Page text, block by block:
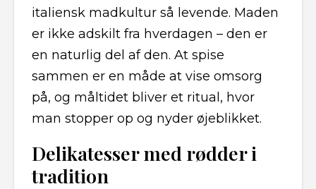
italiensk madkultur så levende. Maden
er ikke adskilt fra hverdagen – den er
en naturlig del af den. At spise
sammen er en måde at vise omsorg
på, og måltidet bliver et ritual, hvor
man stopper op og nyder øjeblikket.
Delikatesser med rødder i
tradition